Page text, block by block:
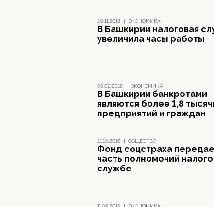
20.11.2018 | ЭКОНОМИКА
В Башкирии налоговая
увеличила часы работы
05.02.2018 | ЭКОНОМИКА
В Башкирии банкротами
являются более 1,8
предприятий и граждан
21.10.2016 | ОБЩЕСТВО
Фонд соцстраха
часть полномочий
службе
11.09.2015 | ЭКОНОМИКА